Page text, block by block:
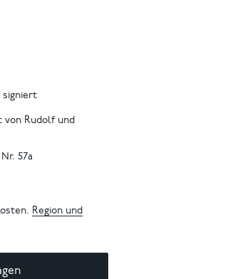
signiert
von Rudolf und
57a
Region und